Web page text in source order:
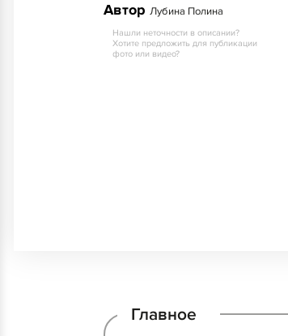
Автор Лубина Полина
Нашли неточности в описании?
Хотите предложить для публикации
фото или видео?
Главное